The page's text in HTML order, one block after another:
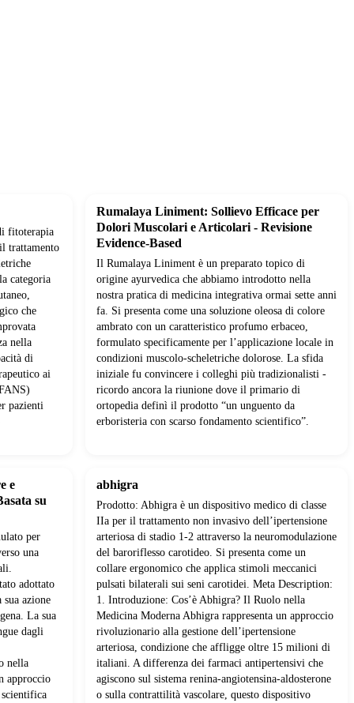
fitoterapia
trattamento
categoria
che
nella
di
ai
pazienti
Rumalaya Liniment: Sollievo Efficace per
Dolori Muscolari e Articolari - Revisione
Evidence-Based
Il Rumalaya Liniment è un preparato topico di
origine ayurvedica che abbiamo introdotto nella
nostra pratica di medicina integrativa ormai sette anni
fa. Si presenta come una soluzione oleosa di colore
ambrato con un caratteristico profumo erbaceo,
formulato specificamente per l’applicazione locale in
condizioni muscolo-scheletriche dolorose. La sfida
iniziale fu convincere i colleghi più tradizionalisti -
ricordo ancora la riunione dove il primario di
ortopedia definì il prodotto “un unguento da
erboristeria con scarso fondamento scientifico”.
e
su
per
una
adottato
azione
La sua
dagli
nella
approccio
abhigra
Prodotto: Abhigra è un dispositivo medico di classe
IIa per il trattamento non invasivo dell’ipertensione
arteriosa di stadio 1-2 attraverso la neuromodulazione
del baroriflesso carotideo. Si presenta come un
collare ergonomico che applica stimoli meccanici
pulsati bilaterali sui seni carotidei. Meta Description:
1. Introduzione: Cos’è Abhigra? Il Ruolo nella
Medicina Moderna Abhigra rappresenta un approccio
rivoluzionario alla gestione dell’ipertensione
arteriosa, condizione che affligge oltre 15 milioni di
italiani. A differenza dei farmaci antipertensivi che
agiscono sul sistema renina-angiotensina-aldosterone
o sulla contrattilità vascolare, questo dispositivo